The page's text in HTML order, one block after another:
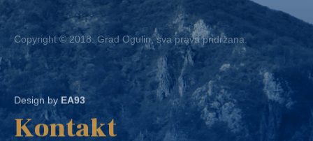
Copyright © 2018. Grad Ogulin, sva prava pridržana.
Design byEA93
Kontakt